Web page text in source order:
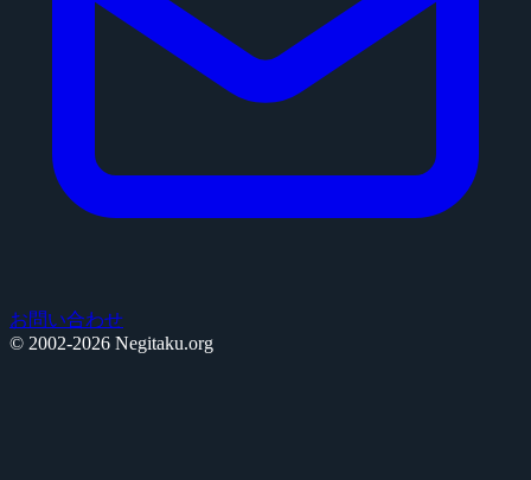
お問い合わせ
© 2002-2026 Negitaku.org